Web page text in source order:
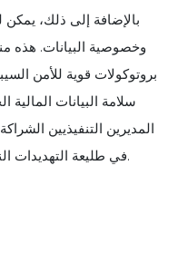
بالإضافة إلى ذلك،
وخصوصية البيانات. هذه
بروتوكولات قوية للأمن
سلامة البيانات
المديرين التنفيذيين
في طليعة التهديدات الناشئة، وتعزيز التزام الصناعة بالمرونة.